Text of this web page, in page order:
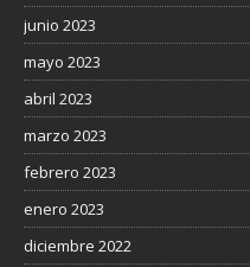
junio 2023
mayo 2023
abril 2023
marzo 2023
febrero 2023
enero 2023
diciembre 2022